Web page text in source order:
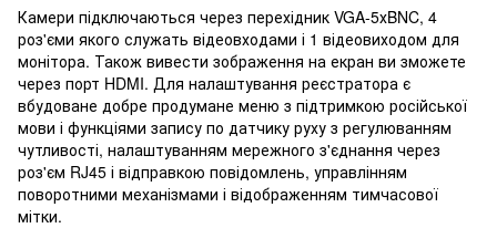
Камери підключаються через перехідник VGA-5хBNC, 4
роз'єми якого служать відеовходами і 1 відеовиходом для
монітора. Також вивести зображення на екран ви зможете
через порт HDMI. Для налаштування реєстратора є
вбудоване добре продумане меню з підтримкою російської
мови і функціями запису по датчику руху з регулюванням
чутливості, налаштуванням мережного з'єднання через
роз'єм RJ45 і відправкою повідомлень, управлінням
поворотними механізмами і відображенням тимчасової
мітки.